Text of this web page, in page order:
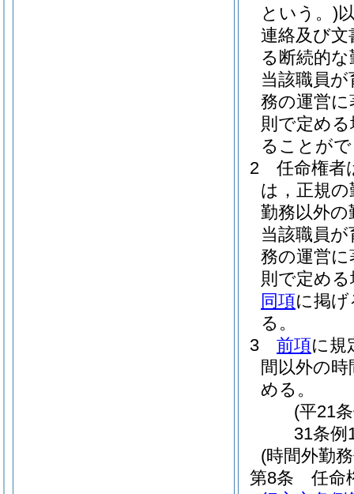
という。)
連絡及び
る断続的
当該職員
務の運営
則で定め
ることが
2
任命権者
は，正規
勤務以外
当該職員
務の運営
則で定め
同項に掲
る。
3
前項に規
間以外の
める。
(平21
31条例
(時間外勤
第8条
任命